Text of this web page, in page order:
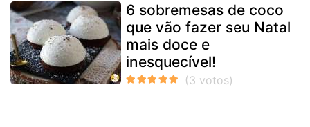
6 sobremesas de coco
que vão fazer seu Natal
mais doce e
inesquecível!